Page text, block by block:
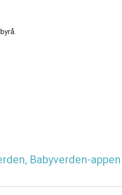
Babyverden-